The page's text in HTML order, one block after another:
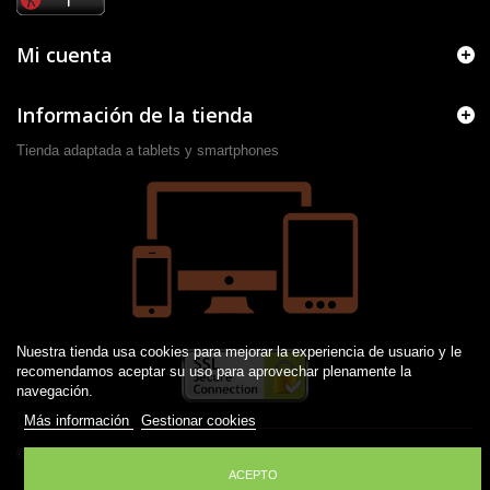
Nuestra tienda usa cookies para mejorar la experiencia de usuario y le
recomendamos aceptar su uso para aprovechar plenamente la
navegación.
Más información
Gestionar cookies
ACEPTO
Mi cuenta
Información de la tienda
Tienda adaptada a tablets y smartphones